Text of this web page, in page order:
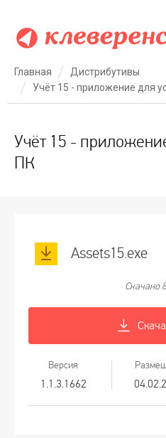
Главная
Дистрибутивы
Учёт 15 - приложение для
Учёт 15 -
ПК
Assets15.exe
Скачано
Версия
1.1.3.1662